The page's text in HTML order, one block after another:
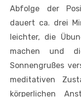
Abfolge der
dauert ca. drei
leichter, die
machen und
Sonnengrußes
meditativen
körperlichen